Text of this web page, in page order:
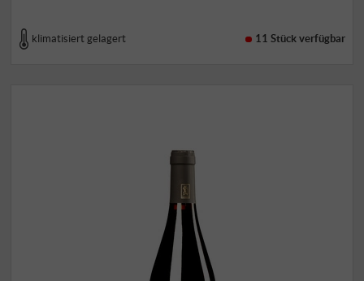
klimatisiert gelagert 11 Stückverfügbar